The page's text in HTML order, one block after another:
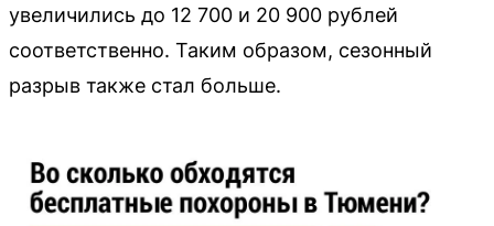
увеличились до 12 700 и 20 900 рублей
соответственно. Таким образом, сезонный
разрыв также стал больше.